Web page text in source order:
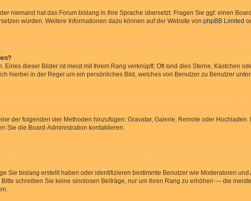
niemand hat das Forum bislang in Ihre Sprache übersetzt. Fragen Sie ggf. einen
würden. Weitere Informationen dazu können auf der Website von phpBB Limited
dieser Bilder ist meist mit Ihrem Rang verknüpft: Oft sind dies Sterne, Kästchen
hierbei in der Regel um ein persönliches Bild, welches von Benutzer zu Benutzer
der folgenden vier Methoden hinzufügen: Gravatar, Galerie, Remote oder
Sie die Board-Administration kontaktieren.
Sie bislang erstellt haben oder identifizieren bestimmte Benutzer wie Moderatoren
schreiben Sie keine sinnlosen Beiträge, nur um Ihren Rang zu erhöhen — die